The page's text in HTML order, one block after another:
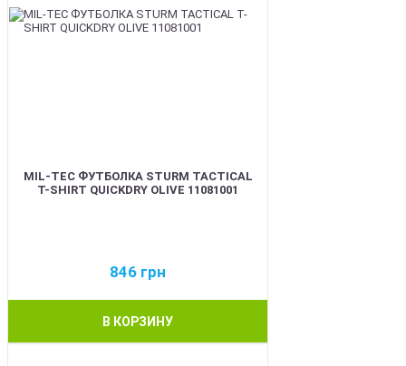
MIL-TEC ФУТБОЛКА STURM TACTICAL
T-SHIRT QUICKDRY OLIVE 11081001
846 грн
В КОРЗИНУ